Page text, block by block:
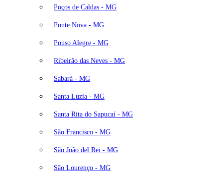
Poços de Caldas - MG
Ponte Nova - MG
Pouso Alegre - MG
Ribeirão das Neves - MG
Sabará - MG
Santa Luzia - MG
Santa Rita do Sapucaí - MG
São Francisco - MG
São João del Rei - MG
São Lourenço - MG